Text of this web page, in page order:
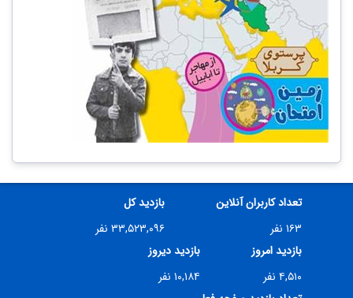
تعداد کاربران آنلاین
۱۶۳ نفر
بازدید کل
۳۳,۵۲۳,۰۹۶ نفر
بازدید امروز
۴,۵۱۰ نفر
بازدید دیروز
۱۰,۱۸۴ نفر